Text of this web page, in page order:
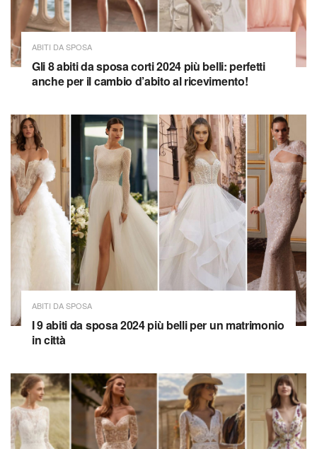
ABITI DA SPOSA
Gli 8 abiti da sposa corti 2024 più belli: perfetti
anche per il cambio d’abito al ricevimento!
ABITI DA SPOSA
I 9 abiti da sposa 2024 più belli per un matrimonio
in città